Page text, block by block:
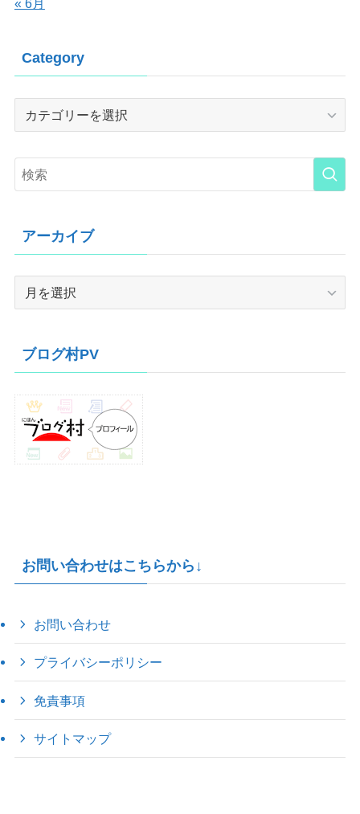
« 6月
Category
Category
アーカイブ
ブ
ブログ村PV
お問い合わせはこちらから↓
お問い合わせ
プライバシーポリシー
免責事項
サイトマップ